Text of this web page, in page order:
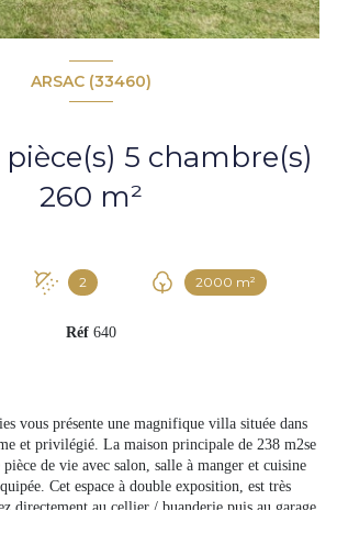
ARSAC (33460)
260 m²
2 2000 m²
Réf 640
vous présente une magnifique villa située dans
et privilégié. La maison principale de 238 m2se
de vie avec salon, salle à manger et cuisine
Cet espace à double exposition, est très
directement au cellier / buanderie puis au garage